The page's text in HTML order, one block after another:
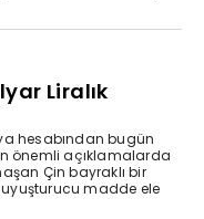
Liralık
hesabından bugün
önemli açıklamalarda
Çin bayraklı bir
madde ele